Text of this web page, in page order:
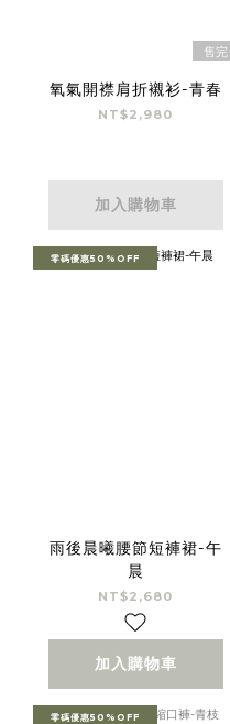
售完
氧氣開襟肩折襯衫-青春
NT$2,980
加入購物車
零碼優惠50%OFF
雨後晨曦腰節短褲裙-午
晨
NT$2,680
加入購物車
零碼優惠50%OFF